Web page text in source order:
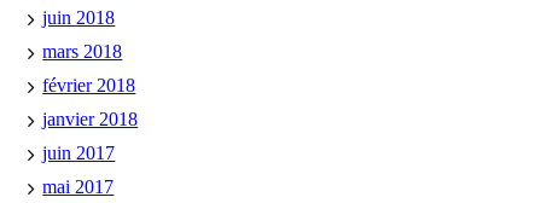
juin 2018
mars 2018
février 2018
janvier 2018
juin 2017
mai 2017